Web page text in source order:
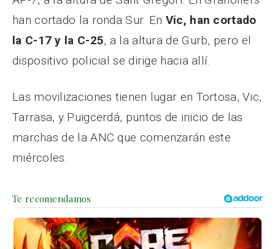
han cortado la ronda Sur. En Vic, han cortado
la C-17 y la C-25, a la altura de Gurb, pero el
dispositivo policial se dirige hacia allí.
Las movilizaciones tienen lugar en Tortosa, Vic,
Tarrasa, y Puigcerdá, puntos de inicio de las
marchas de la ANC que comenzarán este
miércoles.